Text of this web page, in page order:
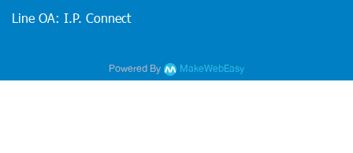
Line OA: I.P. Connect
Powered By MakeWebEasy